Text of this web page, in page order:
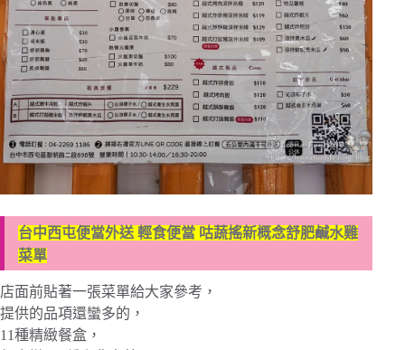
台中西屯便當外送 輕食便當 咕蔬搖新概念舒肥鹹水雞
菜單
店面前貼著一張菜單給大家參考，
提供的品項還蠻多的，
11種精緻餐盒，